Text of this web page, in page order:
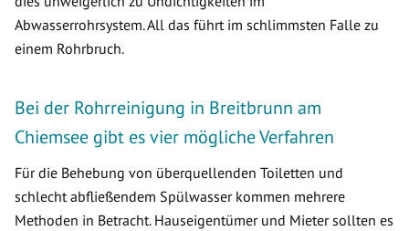
Abwasserrohrsystem. All das führt im schlimmsten Falle zu
einem Rohrbruch.
Bei der Rohrreinigung in Breitbrunn am
Chiemsee gibt es vier mögliche Verfahren
Für die Behebung von überquellenden Toiletten und
schlecht abfließendem Spülwasser kommen mehrere
Methoden in Betracht. Hauseigentümer und Mieter sollten es